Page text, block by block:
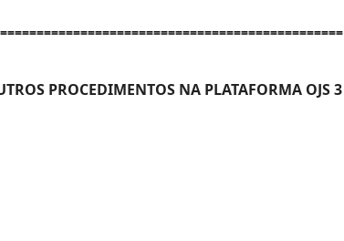
PROCEDIMENTOS NA PLATAFORMA OJS 3